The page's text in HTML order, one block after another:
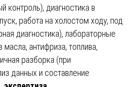
контроль), диагностика в
работа на холостом ходу, под
диагностика), лабораторные
масла, антифриза, топлива,
разборка (при
данных и составление